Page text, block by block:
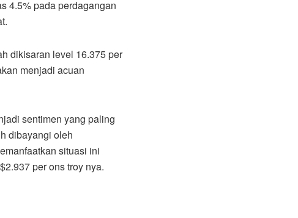
4.5% pada perdagangan
dikisaran level 16.375 per
menjadi acuan
sentimen yang paling
dibayangi oleh
situasi ini
per ons troy nya.